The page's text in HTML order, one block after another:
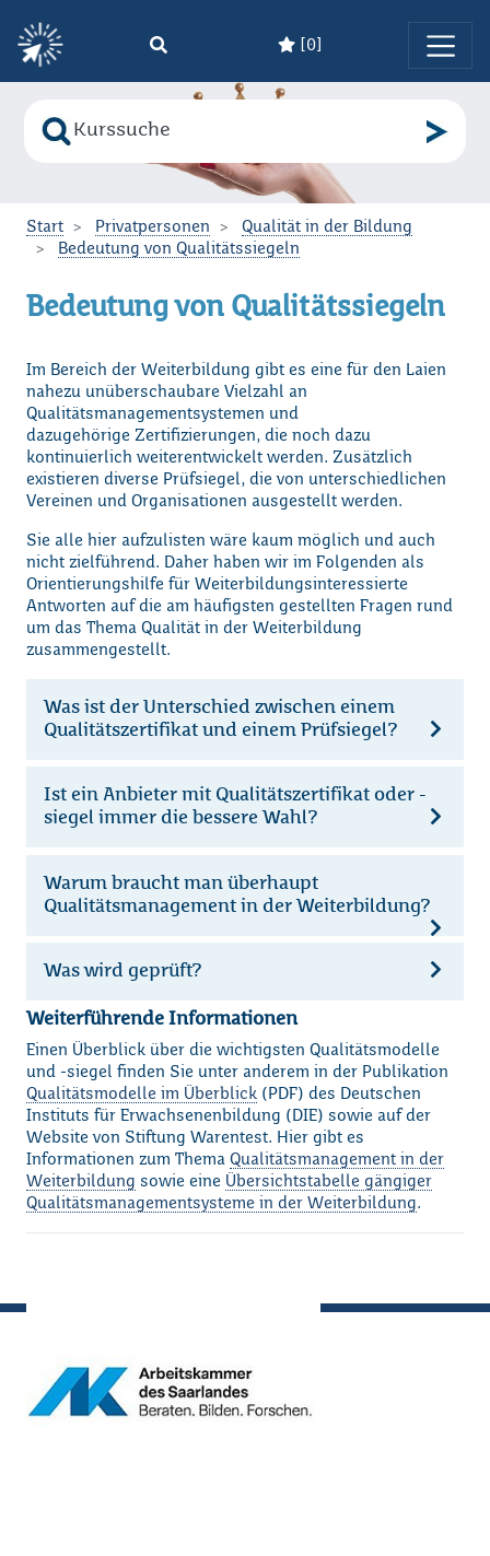
Zum Hauptinhalt springen
[ 0]
Suche nach
Bitte geben Sie den Suchbegriff ein!
Start Privatpersonen
Qualität in der Bildung
Bedeutung von Qualitätssiegeln
Bedeutung von Qualitätssiegeln
Im Bereich der Weiterbildung gibt es eine für den Laien
nahezu unüberschaubare Vielzahl an
Qualitätsmanagementsystemen und
dazugehörige Zertifizierungen, die noch dazu
kontinuierlich weiterentwickelt werden. Zusätzlich
existieren diverse Prüfsiegel, die von unterschiedlichen
Vereinen und Organisationen ausgestellt werden.
Sie alle hier aufzulisten wäre kaum möglich und auch
nicht zielführend. Daher haben wir im Folgenden als
Orientierungshilfe für Weiterbildungsinteressierte
Antworten auf die am häufigsten gestellten Fragen rund
um das Thema Qualität in der Weiterbildung
zusammengestellt.
Was ist der Unterschied zwischen einem
Qualitätszertifikat und einem Prüfsiegel?
Ist ein Anbieter mit Qualitätszertifikat oder -
siegel immer die bessere Wahl?
Warum braucht man überhaupt
Qualitätsmanagement in der Weiterbildung?
Was wird geprüft?
Weiterführende Informationen
Einen Überblick über die wichtigsten Qualitätsmodelle
und -siegel finden Sie unter anderem in der Publikation
Qualitätsmodelle im Überblick (PDF) des Deutschen
Instituts für Erwachsenenbildung (DIE) sowie auf der
Website von Stiftung Warentest. Hier gibt es
Informationen zum Thema Qualitätsmanagement in der
Weiterbildung sowie eine Übersichtstabelle gängiger
Qualitätsmanagementsysteme in der Weiterbildung.